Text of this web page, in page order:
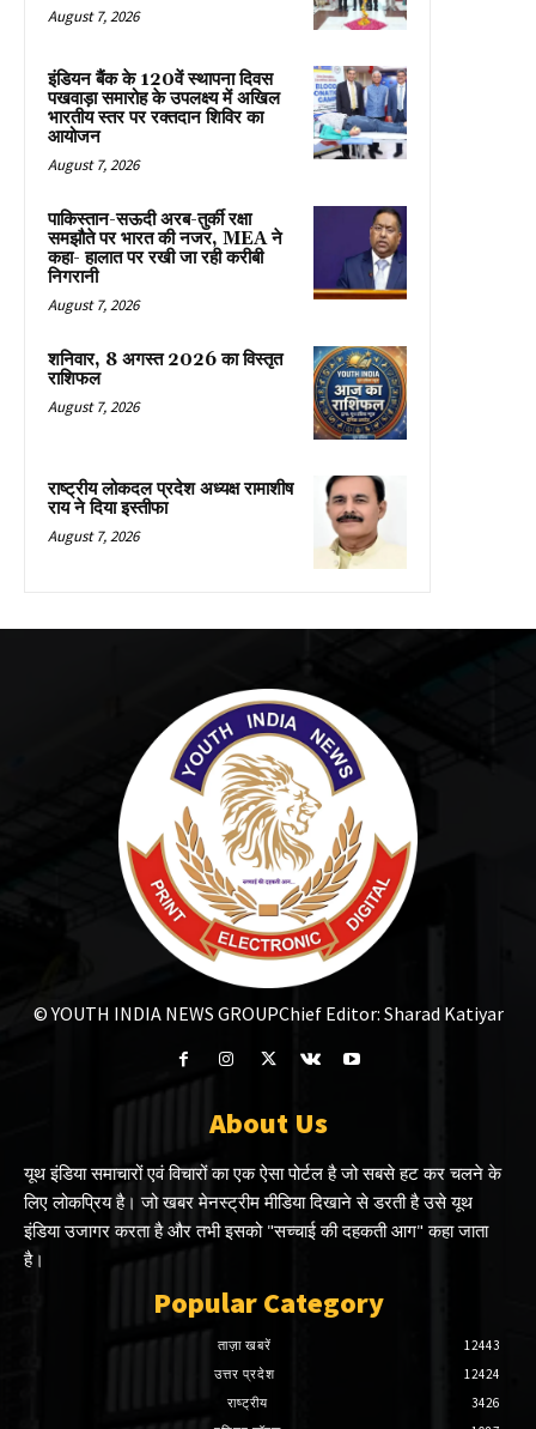
August 7, 2026
इंडियन बैंक के 120वें स्थापना दिवस
पखवाड़ा समारोह के उपलक्ष्य में अखिल
भारतीय स्तर पर रक्तदान शिविर का
आयोजन
August 7, 2026
पाकिस्तान-सऊदी अरब-तुर्की रक्षा
समझौते पर भारत की नजर, MEA ने
कहा- हालात पर रखी जा रही करीबी
निगरानी
August 7, 2026
शनिवार, 8 अगस्त 2026 का विस्तृत
राशिफल
August 7, 2026
राष्ट्रीय लोकदल प्रदेश अध्यक्ष रामाशीष
राय ने दिया इस्तीफा
August 7, 2026
© YOUTH INDIA NEWS GROUPChief Editor: Sharad Katiyar
About Us
यूथ इंडिया समाचारों एवं विचारों का एक ऐसा पोर्टल है जो सबसे हट कर चलने के
लिए लोकप्रिय है। जो खबर मेनस्ट्रीम मीडिया दिखाने से डरती है उसे यूथ
इंडिया उजागर करता है और तभी इसको "सच्चाई की दहकती आग" कहा जाता
है।
Popular Category
ताज़ा खबरें
12443
उत्तर प्रदेश
12424
राष्ट्रीय
3426